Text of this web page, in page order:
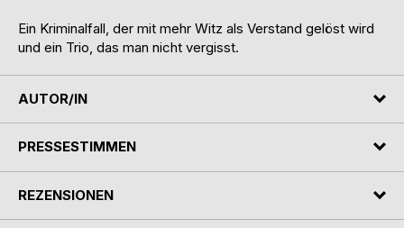
Ein Kriminalfall, der mit mehr Witz als Verstand gelöst wird
und ein Trio, das man nicht vergisst.
AUTOR/IN
PRESSESTIMMEN
REZENSIONEN